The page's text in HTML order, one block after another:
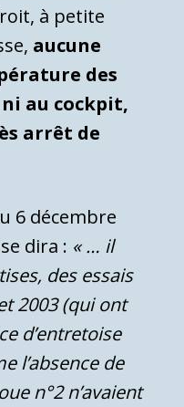
à petite
aucune
des
ni au cockpit,
arrêt de
6 décembre
dira : « … il
des essais
2003 (qui ont
d’entretoise
l’absence de
n°2 n’avaient